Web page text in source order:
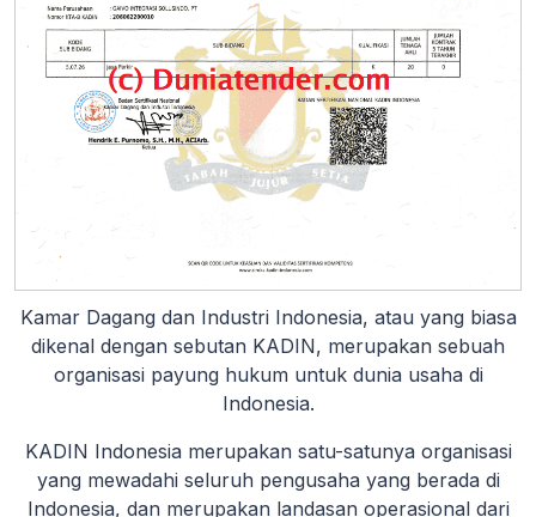
Kamar Dagang dan Industri Indonesia, atau yang biasa
dikenal dengan sebutan KADIN, merupakan sebuah
organisasi payung hukum untuk dunia usaha di
Indonesia.
KADIN Indonesia merupakan satu-satunya organisasi
yang mewadahi seluruh pengusaha yang berada di
Indonesia, dan merupakan landasan operasional dari